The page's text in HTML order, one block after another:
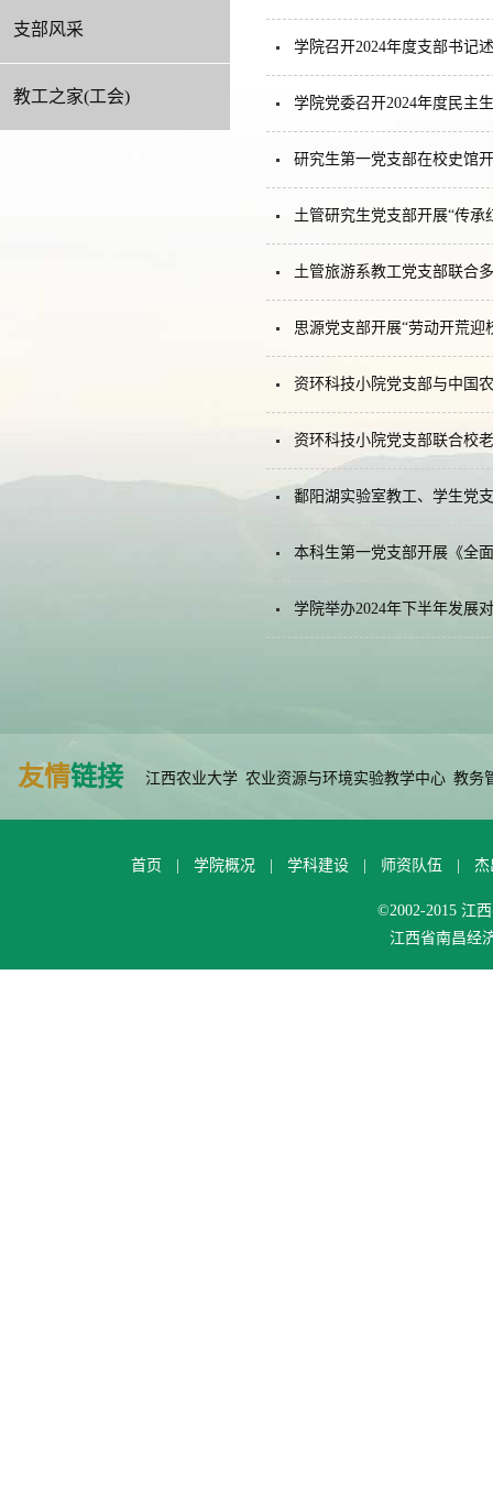
支部风采
教工之家(工会)
学院召开2024年度支部书记
学院党委召开2024年度民主
研究生第一党支部在校史馆
土管研究生党支部开展“传
土管旅游系教工党支部联合
思源党支部开展“劳动开荒
资环科技小院党支部与中国
资环科技小院党支部联合校
鄱阳湖实验室教工、学生党
本科生第一党支部开展《全
学院举办2024年下半年发展
友情链接 江西农业大学 农业资源与环境实验教学中心 教务
首页 学院概况 学科建设 师资队伍 杰
©2002-2015
江西省南昌